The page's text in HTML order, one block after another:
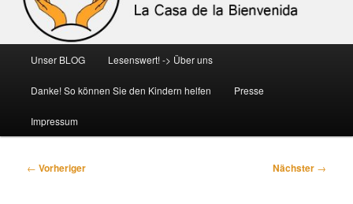
Unser BLOG Lesenswert! -> Über uns
Danke! So können Sie den Kindern helfen Presse
Impressum
Beitragsnavigation
← Vorheriger Nächster →